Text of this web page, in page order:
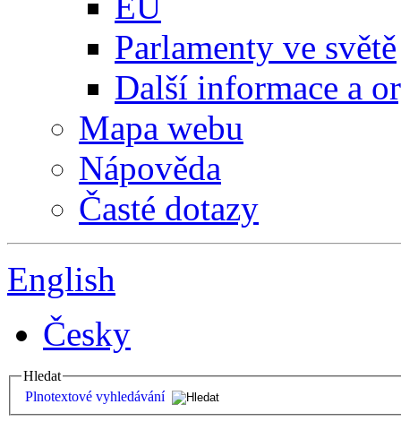
Parlamenty ve světě
Další informace a
Mapa webu
Nápověda
Časté dotazy
English
Česky
Hledat
Plnotextové vyhledávání